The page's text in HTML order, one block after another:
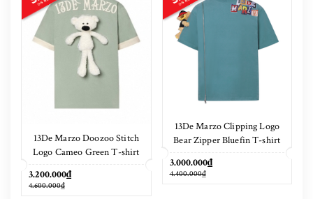
13De Marzo Doozoo Stitch
Logo Cameo Green T-shirt
3.200.000₫
4.600.000₫
13De Marzo Clipping Logo
Bear Zipper Bluefin T-shirt
3.000.000₫
4.400.000₫